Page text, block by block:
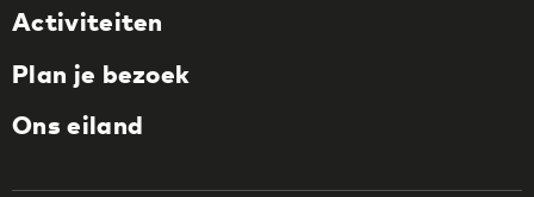
Activiteiten
Plan je bezoek
Ons eiland